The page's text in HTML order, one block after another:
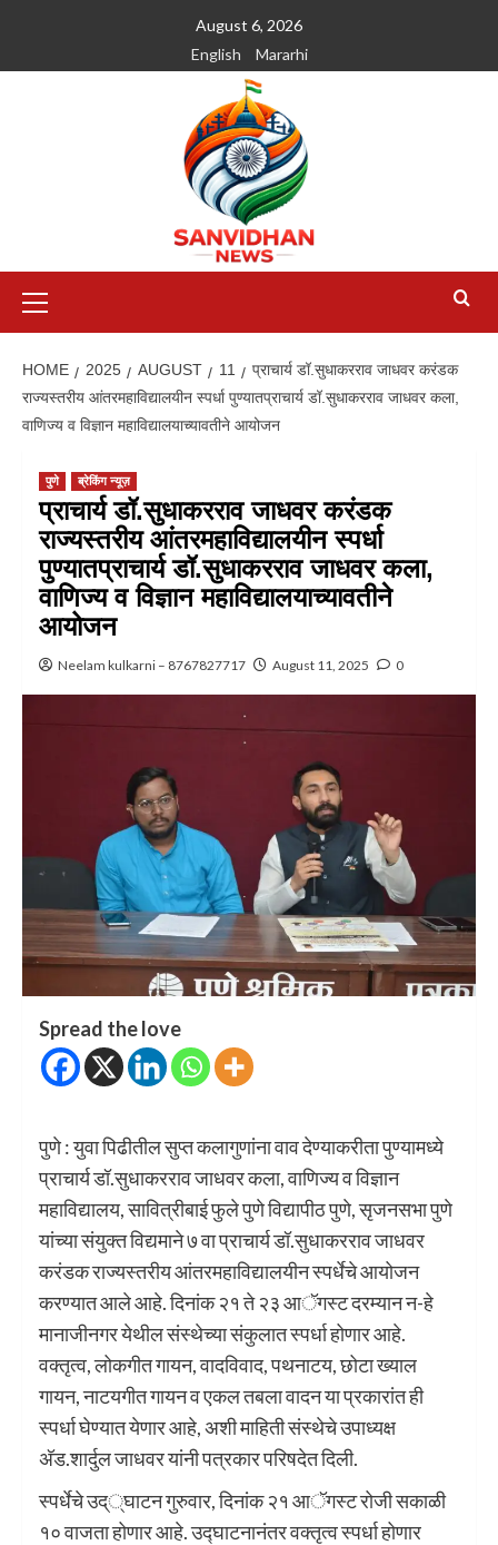
August 6, 2026
English
Mararhi
HOME 2025 AUGUST 11
प्राचार्य डॉ.सुधाकरराव जाधवर करंडक
राज्यस्तरीय आंतरमहाविद्यालयीन स्पर्धा पुण्यातप्राचार्य डॉ.सुधाकरराव जाधवर कला,
वाणिज्य व विज्ञान महाविद्यालयाच्यावतीने आयोजन
पुणे ब्रेकिंग न्यूज़
प्राचार्य डॉ.सुधाकरराव जाधवर करंडक
राज्यस्तरीय आंतरमहाविद्यालयीन स्पर्धा
पुण्यातप्राचार्य डॉ.सुधाकरराव जाधवर कला,
वाणिज्य व विज्ञान महाविद्यालयाच्यावतीने
आयोजन
Neelam kulkarni – 8767827717 August 11, 2025 0
Spread the love
पुणे : युवा पिढीतील सुप्त कलागुणांना वाव देण्याकरीता पुण्यामध्ये
प्राचार्य डॉ.सुधाकरराव जाधवर कला, वाणिज्य व विज्ञान
महाविद्यालय, सावित्रीबाई फुले पुणे विद्यापीठ पुणे, सृजनसभा पुणे
यांच्या संयुक्त विद्यमाने ७ वा प्राचार्य डॉ.सुधाकरराव जाधवर
करंडक राज्यस्तरीय आंतरमहाविद्यालयीन स्पर्धेचे आयोजन
करण्यात आले आहे. दिनांक २१ ते २३ आॅगस्ट दरम्यान न-हे
मानाजीनगर येथील संस्थेच्या संकुलात स्पर्धा होणार आहे.
वक्तृत्व, लोकगीत गायन, वादविवाद, पथनाटय, छोटा ख्याल
गायन, नाटयगीत गायन व एकल तबला वादन या प्रकारांत ही
स्पर्धा घेण्यात येणार आहे, अशी माहिती संस्थेचे उपाध्यक्ष
अ‍ॅड.शार्दुल जाधवर यांनी पत्रकार परिषदेत दिली.
स्पर्धेचे उद््घाटन गुरुवार, दिनांक २१ आॅगस्ट रोजी सकाळी
१० वाजता होणार आहे. उद्घाटनानंतर वक्तृत्व स्पर्धा होणार